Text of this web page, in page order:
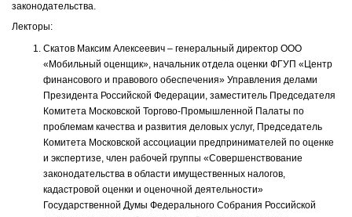
законодательства.
Лекторы:
Скатов Максим Алексеевич – генеральный директор ООО
«Мобильный оценщик», начальник отдела оценки ФГУП «Центр
финансового и правового обеспечения» Управления делами
Президента Российской Федерации, заместитель Председателя
Комитета Московской Торгово-Промышленной Палаты по
проблемам качества и развития деловых услуг, Председатель
Комитета Московской ассоциации предпринимателей по оценке
и экспертизе, член рабочей группы «Совершенствование
законодательства в области имущественных налогов,
кадастровой оценки и оценочной деятельности»
Государственной Думы Федерального Собрания Российской